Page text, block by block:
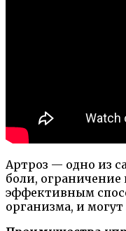
Артроз — одно из
боли,
эффективным
организма, и